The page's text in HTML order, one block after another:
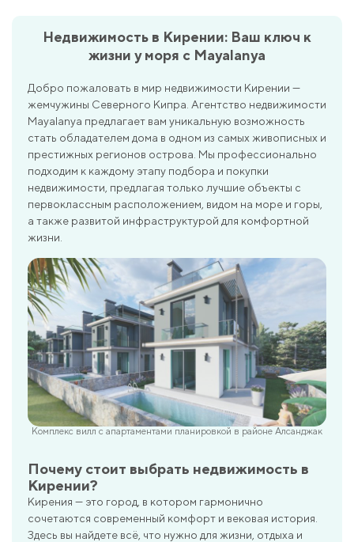
Недвижимость в Кирении: Ваш ключ к
жизни у моря с Mayalanya
Добро пожаловать в мир недвижимости Кирении —
жемчужины Северного Кипра. Агентство недвижимости
Mayalanya предлагает вам уникальную возможность
стать обладателем дома в одном из самых живописных и
престижных регионов острова. Мы профессионально
подходим к каждому этапу подбора и покупки
недвижимости, предлагая только лучшие объекты с
первоклассным расположением, видом на море и горы,
а также развитой инфраструктурой для комфортной
жизни.
Комплекс вилл с апартаментами планировкой в районе Алсанджак
Почему стоит выбрать недвижимость в
Кирении?
Кирения — это город, в котором гармонично
сочетаются современный комфорт и вековая история.
Здесь вы найдете всё, что нужно для жизни, отдыха и